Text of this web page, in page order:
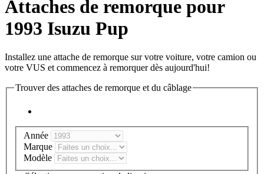
Attaches de remorque pour
1993 Isuzu Pup
Installez une attache de remorque sur votre voiture, votre camion ou
votre VUS et commencez à remorquer dès aujourd'hui!
Trouver des attaches de remorque et du câblage
Année
Marque
Modèle